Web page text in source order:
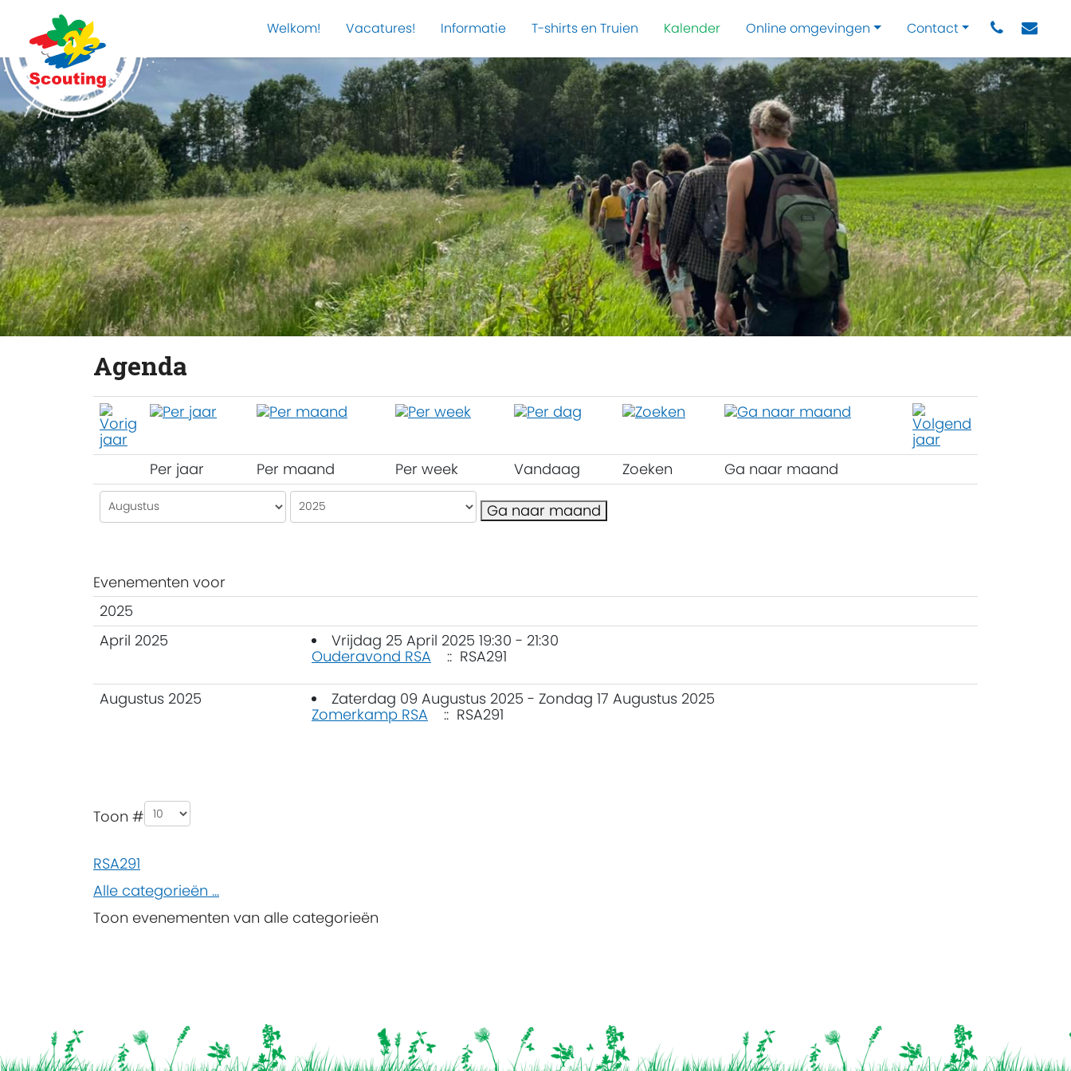
Welkom! Vacatures! Informatie T-shirts en Truien Kalender Online omgevingen Contact
Agenda
Per jaar Per maand Per week Vandaag Zoeken Ga naar maand
Ga naar maand
Evenementen voor
2025
April 2025
Vrijdag 25 April 2025 19:30 - 21:30
Ouderavond RSA
:: RSA291
Augustus 2025
Zaterdag 09 Augustus 2025 - Zondag 17 Augustus 2025
Zomerkamp RSA
:: RSA291
Pagination List Limit
Toon #
RSA291
Alle categorieën ...
Toon evenementen van alle categorieën